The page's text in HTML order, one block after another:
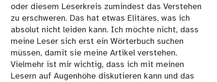
oder diesem Leserkreis zumindest das Verstehen
zu erschweren. Das hat etwas Elitäres, was ich
absolut nicht leiden kann. Ich möchte nicht, dass
meine Leser sich erst ein Wörterbuch suchen
müssen, damit sie meine Artikel verstehen.
Vielmehr ist mir wichtig, dass ich mit meinen
Lesern auf Augenhöhe diskutieren kann und das